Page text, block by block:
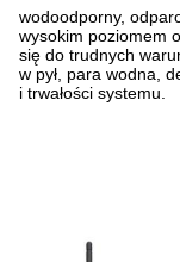
wodoodporny,
wysokim poziomem
się do trudnych
w pył, para wodna,
i trwałości systemu.